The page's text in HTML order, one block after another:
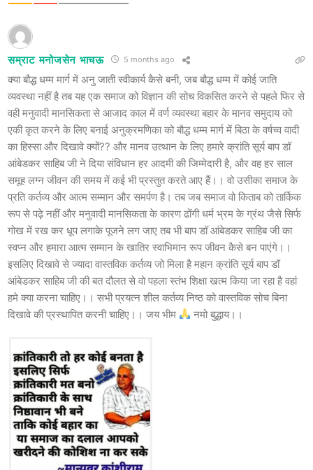
सम्राट मनोजसेन भाचऊ 5 months ago
क्या बौद्ध धम्म मार्ग में अनु जाती स्वीकार्य कैसे बनी, जब बौद्ध धम्म में कोई जाति
व्यवस्था नहीं है तब यह एक समाज को विज्ञान की सोच विकसित करने से पहले फिर से
वही मनुवादी मानसिकता से आजाद काल में वर्ण व्यवस्था बहार के मानव समुदाय को
एकी कृत करने के लिए बनाई अनुक्रमणिका को बौद्ध धम्म मार्ग में बिठा के वर्षच्व वादी
का हिस्सा और दिखावे क्यों?? और मानव उत्थान के लिए हमारे क्रांति सूर्य बाप डॉ
आंबेडकर साहिब जी ने दिया संविधान हर आदमी की जिम्मेदारी है, और वह हर साल
समूह लग्न जीवन की समय में कई भी प्रस्तुत करते आए हैं।। वो उसीका समाज के
प्रति कर्तव्य और आत्म सम्मान और समर्पण है। तब जब समाज वो किताब को तार्किक
रूप से पढ़े नहीं और मनुवादी मानसिकता के कारण ढोंगी धर्म भ्रम के ग्रंथ जैसे सिर्फ
गोख में रख कर धूप लगाके पूजने लग जाए तब भी बाप डॉ आंबेडकर साहिब जी का
स्वप्न और हमारा आत्म सम्मान के खातिर स्वाभिमान रूप जीवन कैसे बन पाएंगे।।
इसलिए दिखावे से ज्यादा वास्तविक कर्तव्य जो मिला है महान क्रांति सूर्य बाप डॉ
आंबेडकर साहिब जी की बत दौलत से वो पहला स्तंभ शिक्षा खत्म किया जा रहा है वहां
हमे क्या करना चाहिए।। सभी प्रयत्न शील कर्तव्य निष्ठ को वास्तविक सोच बिना
दिखावे की प्रस्थापित करनी चाहिए।। जय भीम
नमो बुद्धाय।।